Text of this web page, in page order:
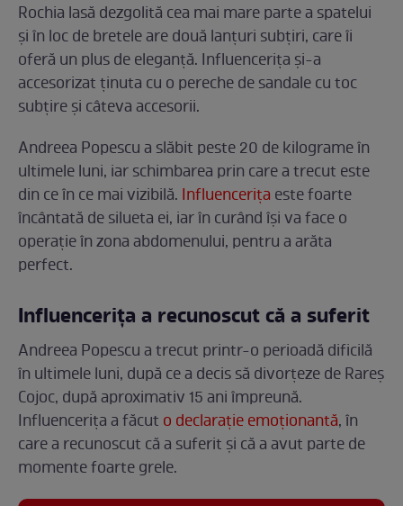
Rochia lasă dezgolită cea mai mare parte a spatelui
și în loc de bretele are două lanțuri subțiri, care îi
oferă un plus de eleganță. Influencerița și-a
accesorizat ținuta cu o pereche de sandale cu toc
subțire și câteva accesorii.
Andreea Popescu a slăbit peste 20 de kilograme în
ultimele luni, iar schimbarea prin care a trecut este
din ce în ce mai vizibilă. Influencerița este foarte
încântată de silueta ei, iar în curând își va face o
operație în zona abdomenului, pentru a arăta
perfect.
Influencerița a recunoscut că a suferit
Andreea Popescu a trecut printr-o perioadă dificilă
în ultimele luni, după ce a decis să divorțeze de Rareș
Cojoc, după aproximativ 15 ani împreună.
Influencerița a făcut o declarație emoționantă, în
care a recunoscut că a suferit și că a avut parte de
momente foarte grele.